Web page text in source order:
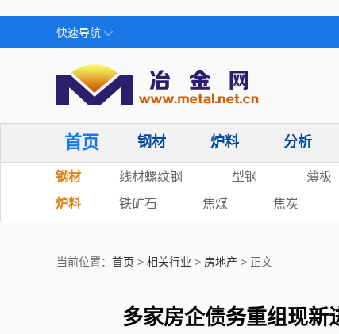
快速导航
首页 钢材 炉料 分析
钢材 线材螺纹钢 型钢 薄板
炉料
铁矿石 焦煤 焦炭
当前位置： 首页 > 相关行业 > 房地产 > 正文
多家房企债务重组现新